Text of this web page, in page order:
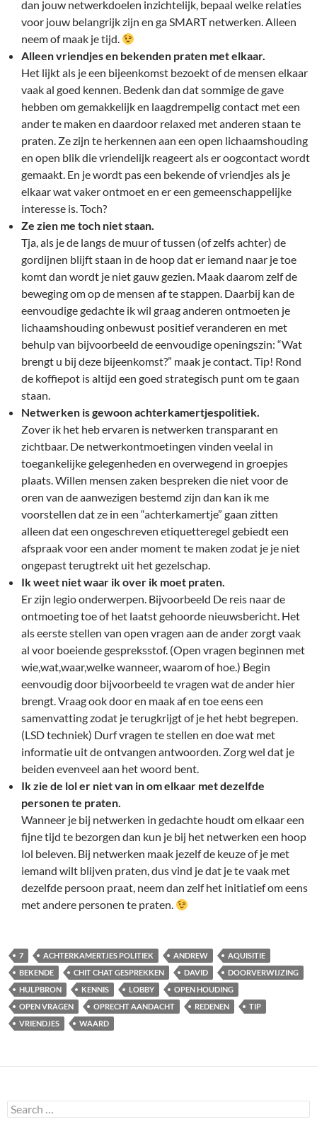
dan jouw netwerkdoelen inzichtelijk, bepaal welke relaties
voor jouw belangrijk zijn en ga SMART netwerken. Alleen
neem of maak je tijd.
Alleen vriendjes en bekenden praten met elkaar.
Het lijkt als je een bijeenkomst bezoekt of de mensen elkaar
vaak al goed kennen. Bedenk dan dat sommige de gave
hebben om gemakkelijk en laagdrempelig contact met een
ander te maken en daardoor relaxed met anderen staan te
praten. Ze zijn te herkennen aan een open lichaamshouding
en open blik die vriendelijk reageert als er oogcontact wordt
gemaakt. En je wordt pas een bekende of vriendjes als je
elkaar wat vaker ontmoet en er een gemeenschappelijke
interesse is. Toch?
Ze zien me toch niet staan.
Tja, als je de langs de muur of tussen (of zelfs achter) de
gordijnen blijft staan in de hoop dat er iemand naar je toe
komt dan wordt je niet gauw gezien. Maak daarom zelf de
beweging om op de mensen af te stappen. Daarbij kan de
eenvoudige gedachte ik wil graag anderen ontmoeten je
lichaamshouding onbewust positief veranderen en met
behulp van bijvoorbeeld de eenvoudige openingszin: “Wat
brengt u bij deze bijeenkomst?” maak je contact. Tip! Rond
de koffiepot is altijd een goed strategisch punt om te gaan
staan.
Netwerken is gewoon achterkamertjespolitiek.
Zover ik het heb ervaren is netwerken transparant en
zichtbaar. De netwerkontmoetingen vinden veelal in
toegankelijke gelegenheden en overwegend in groepjes
plaats. Willen mensen zaken bespreken die niet voor de
oren van de aanwezigen bestemd zijn dan kan ik me
voorstellen dat ze in een “achterkamertje” gaan zitten
alleen dat een ongeschreven etiquetteregel gebiedt een
afspraak voor een ander moment te maken zodat je je niet
ongepast terugtrekt uit het gezelschap.
Ik weet niet waar ik over ik moet praten.
Er zijn legio onderwerpen. Bijvoorbeeld De reis naar de
ontmoeting toe of het laatst gehoorde nieuwsbericht. Het
als eerste stellen van open vragen aan de ander zorgt vaak
al voor boeiende gespreksstof. (Open vragen beginnen met
wie,wat,waar,welke wanneer, waarom of hoe.) Begin
eenvoudig door bijvoorbeeld te vragen wat de ander hier
brengt. Vraag ook door en maak af en toe eens een
samenvatting zodat je terugkrijgt of je het hebt begrepen.
(LSD techniek) Durf vragen te stellen en doe wat met
informatie uit de ontvangen antwoorden. Zorg wel dat je
beiden evenveel aan het woord bent.
Ik zie de lol er niet van in om elkaar met dezelfde
personen te praten.
Wanneer je bij netwerken in gedachte houdt om elkaar een
fijne tijd te bezorgen dan kun je bij het netwerken een hoop
lol beleven. Bij netwerken maak jezelf de keuze of je met
iemand wilt blijven praten, dus vind je dat je te vaak met
dezelfde persoon praat, neem dan zelf het initiatief om eens
met andere personen te praten.
7 ACHTERKAMERTJES POLITIEK ANDREW
AQUISITIE
BEKENDE
CHIT CHAT GESPREKKEN DAVID
DOORVERWIJZING
HULPBRON
KENNIS LOBBY
OPEN HOUDING
OPEN VRAGEN
OPRECHT AANDACHT REDENEN
TIP
VRIENDJES
WAARD
Search
for: